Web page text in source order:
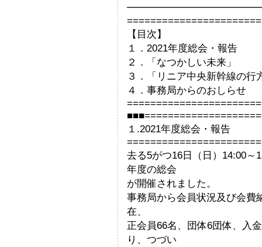
【目次】
１．2021年度総会・報告
２．「なつかしい未来」
３．「リニア中央新幹線の行
４．事務局からのおしらせ
１.2021年度総会・報告
去る5がつ16日（日）14:00～
年度の総会
が開催されました。
事務局から会員状況及び会費
在、
正会員66名、団体6団体、入
り、つづい